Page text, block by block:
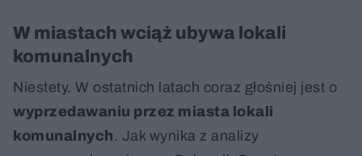
W miastach wciąż ubywa lokali
komunalnych
Niestety. W ostatnich latach coraz głośniej jest o
wyprzedawaniu przez miasta lokali
komunalnych . Jak wynika z analizy